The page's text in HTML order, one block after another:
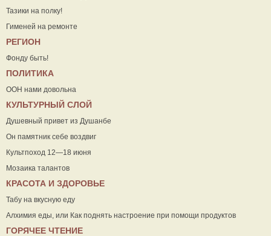
Тазики на полку!
Гименей на ремонте
РЕГИОН
Фонду быть!
ПОЛИТИКА
ООН нами довольна
КУЛЬТУРНЫЙ СЛОЙ
Душевный привет из Душанбе
Он памятник себе воздвиг
Культпоход 12—18 июня
Мозаика талантов
КРАСОТА И ЗДОРОВЬЕ
Табу на вкусную еду
Алхимия еды, или Как поднять настроение при помощи продуктов
ГОРЯЧЕЕ ЧТЕНИЕ